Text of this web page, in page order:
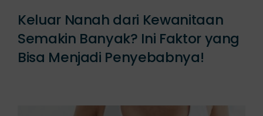
Keluar Nanah dari Kewanitaan
Semakin Banyak? Ini Faktor yang
Bisa Menjadi Penyebabnya!